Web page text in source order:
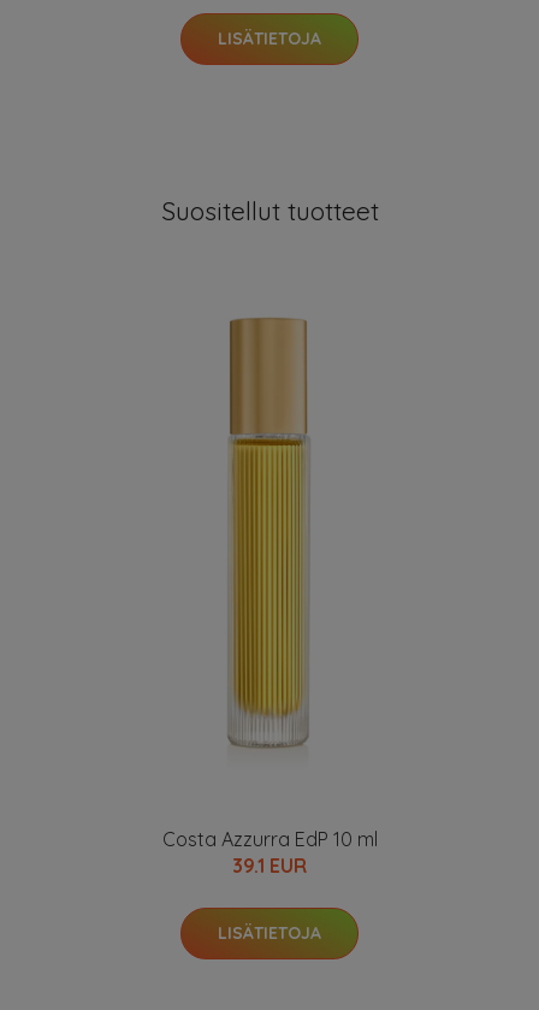
LISÄTIETOJA
Suositellut tuotteet
Costa Azzurra EdP 10 ml
39.1 EUR
LISÄTIETOJA